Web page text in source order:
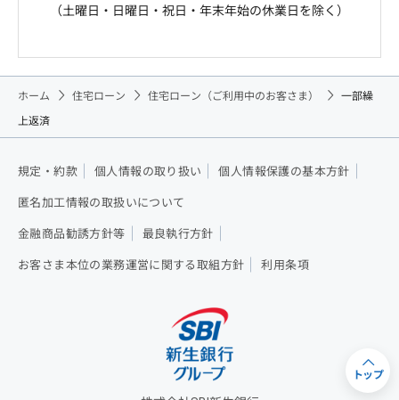
（土曜日・日曜日・祝日・年末年始の休業日を除く）
ホーム 住宅ローン 住宅ローン（ご利用中のお客さま）
一部繰
上返済
規定・約款 個人情報の取り扱い 個人情報保護の基本方針
匿名加工情報の取扱いについて
金融商品勧誘方針等 最良執行方針
お客さま本位の業務運営に関する取組方針 利用条項
トップ